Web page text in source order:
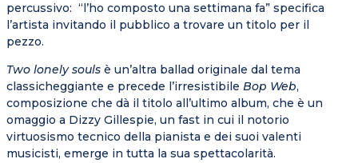
percussivo: “l’ho composto una settimana fa” specifica
l’artista invitando il pubblico a trovare un titolo per il
pezzo.
Two lonely souls è un’altra ballad originale dal tema
classicheggiante e precede l’irresistibile Bop Web,
composizione che dà il titolo all’ultimo album, che è un
omaggio a Dizzy Gillespie, un fast in cui il notorio
virtuosismo tecnico della pianista e dei suoi valenti
musicisti, emerge in tutta la sua spettacolarità.